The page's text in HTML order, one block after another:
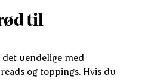
til
uendelige med
og toppings. Hvis du